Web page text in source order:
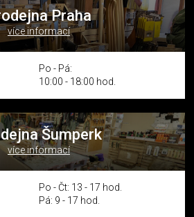
Praha
více informací
Po - Pá:
10:00 - 18:00 hod.
Šumperk
více informací
Po - Čt: 13 - 17 hod.
Pá: 9 - 17 hod.